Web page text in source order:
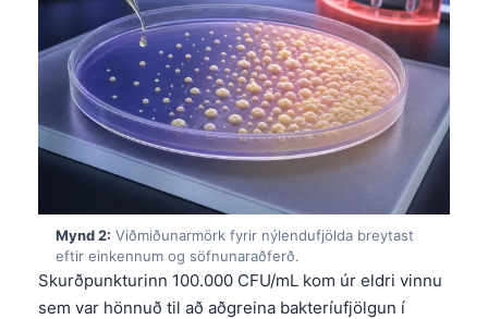
Mynd 2: Viðmiðunarmörk fyrir nýlendufjölda breytast
eftir einkennum og söfnunaraðferð.
Skurðpunkturinn 100.000 CFU/mL kom úr eldri vinnu
sem var hönnuð til að aðgreina bakteríufjölgun í